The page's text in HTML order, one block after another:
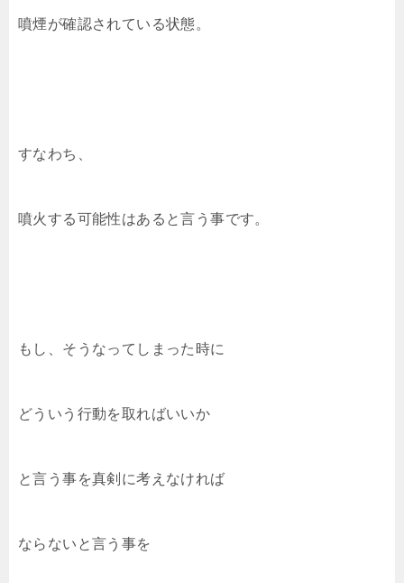
噴煙が確認されている状態。
すなわち、
噴火する可能性はあると言う事です。
もし、そうなってしまった時に
どういう行動を取ればいいか
と言う事を真剣に考えなければ
ならないと言う事を